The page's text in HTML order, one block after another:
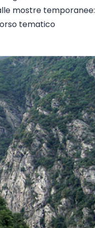
mostre temporanee:
tematico